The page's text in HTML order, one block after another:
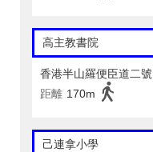
高主教書院
香港半山羅便臣道二號
距離 170m
己連拿小學